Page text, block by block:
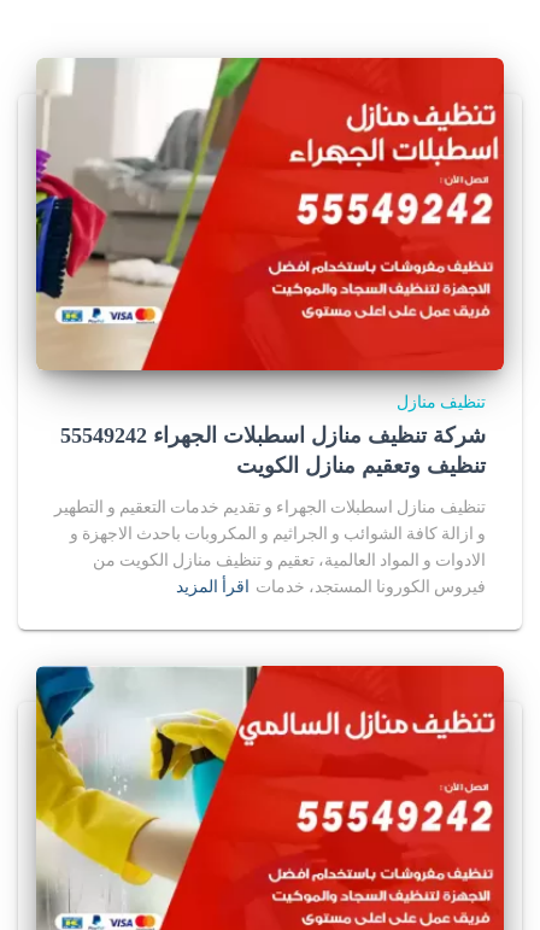
تنظيف منازل
شركة تنظيف منازل اسطبلات الجهراء 55549242
تنظيف وتعقيم منازل الكويت
تنظيف منازل اسطبلات الجهراء و تقديم خدمات التعقيم و التطهير
و ازالة كافة الشوائب و الجراثيم و المكروبات باحدث الاجهزة و
الادوات و المواد العالمية، تعقيم و تنظيف منازل الكويت من
فيروس الكورونا المستجد، خدمات اقرأ المزيد